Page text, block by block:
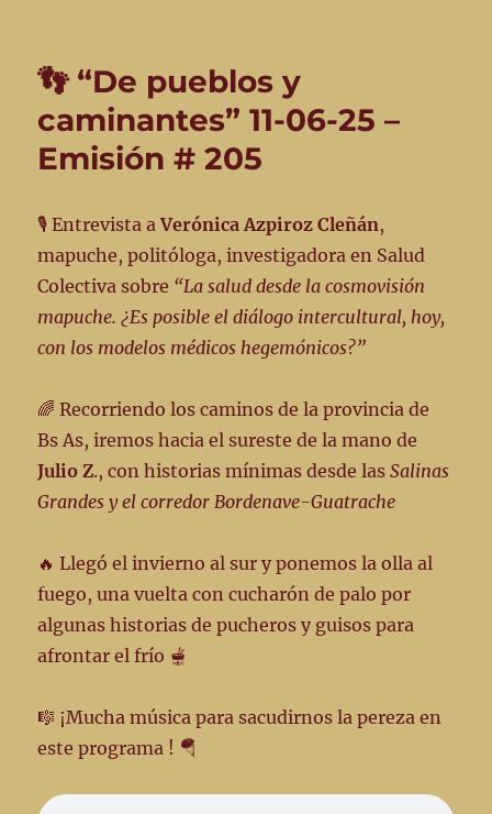
y
Caminantes”
–
13-
8-
–
#
213
👣 “De pueblos y
caminantes” 11-06-25 –
Emisión # 205
🎙️ Entrevista aVerónica Azpiroz Cleñán,
mapuche, politóloga, investigadora en Salud
Colectiva sobre “La salud desde la cosmovisión
mapuche. ¿Es posible el diálogo intercultural, hoy,
con los modelos médicos hegemónicos?”
🌈 Recorriendo los caminos de la provincia de
Bs As, iremos hacia el sureste de la mano de
Julio Z., con historias mínimas desde lasSalinas
Grandes y el corredor Bordenave-Guatrache
🔥 Llegó el invierno al sur y ponemos la olla al
fuego, una vuelta con cucharón de palo por
algunas historias de pucheros y guisos para
afrontar el frío 🫕
🎼 ¡Mucha música para sacudirnos la pereza en
este programa ! 🪂